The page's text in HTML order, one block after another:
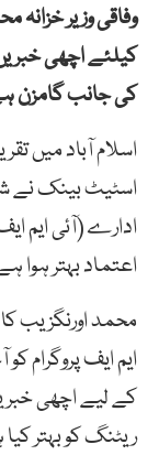
وفاقی وزیر
کیلئے اچھی
کی جانب گامزن
اسلام آباد میں
اسٹیٹ بینک نے
ادارے (آئی ایم
اعتماد بہتر ہوا
محمد اورنگزیب
ایم ایف پروگرام
کے لیے اچھی
ریٹنگ کو بہتر